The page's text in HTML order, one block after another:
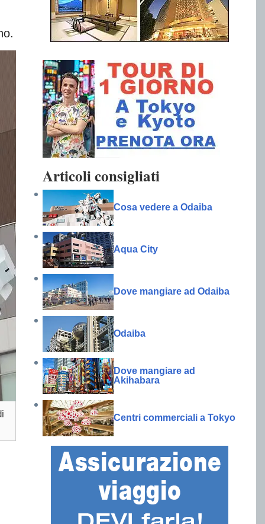
Articoli consigliati
Cosa vedere a Odaiba
Aqua City
Dove mangiare ad Odaiba
Odaiba
Dove mangiare ad
Akihabara
Centri commerciali a Tokyo